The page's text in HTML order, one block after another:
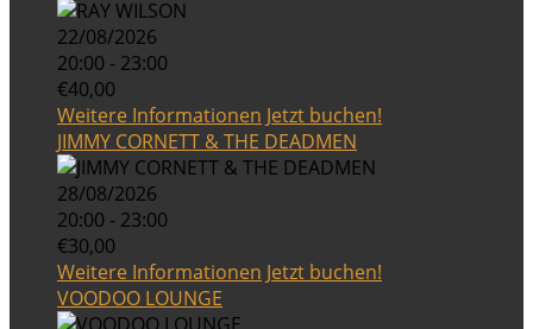
22/08/2026
20:00 - 23:00
€40,00
Weitere Informationen Jetzt buchen!
JIMMY CORNETT & THE DEADMEN
28/08/2026
20:00 - 23:00
€30,00
Weitere Informationen Jetzt buchen!
VOODOO LOUNGE